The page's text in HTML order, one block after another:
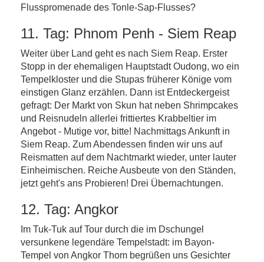
Flusspromenade des Tonle-Sap-Flusses?
11. Tag: Phnom Penh - Siem Reap
Weiter über Land geht es nach Siem Reap. Erster
Stopp in der ehemaligen Hauptstadt Oudong, wo ein
Tempelkloster und die Stupas früherer Könige vom
einstigen Glanz erzählen. Dann ist Entdeckergeist
gefragt: Der Markt von Skun hat neben Shrimpcakes
und Reisnudeln allerlei frittiertes Krabbeltier im
Angebot - Mutige vor, bitte! Nachmittags Ankunft in
Siem Reap. Zum Abendessen finden wir uns auf
Reismatten auf dem Nachtmarkt wieder, unter lauter
Einheimischen. Reiche Ausbeute von den Ständen,
jetzt geht's ans Probieren! Drei Übernachtungen.
12. Tag: Angkor
Im Tuk-Tuk auf Tour durch die im Dschungel
versunkene legendäre Tempelstadt: im Bayon-
Tempel von Angkor Thom begrüßen uns Gesichter